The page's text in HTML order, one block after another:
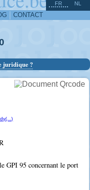
CONTACT
FR NL
juridique ?
GPI 95 concernant le port
^